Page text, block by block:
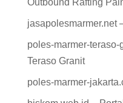
Outbound Rafting
jasapolesmarmer.net
poles-marmer-
Teraso Granit
poles-marmer-